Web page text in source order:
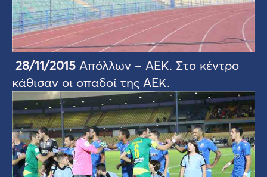
28/11/2015 Απόλλων – ΑΕΚ. Στο κέντρο
κάθισαν οι οπαδοί της ΑΕΚ.